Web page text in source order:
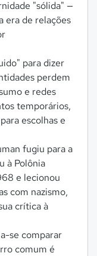
"sólida" —
era de relações
para dizer
perdem
e redes
temporários,
escolhas e
fugiu para a
à Polônia
e lecionou
com nazismo,
crítica à
se comparar
comum é